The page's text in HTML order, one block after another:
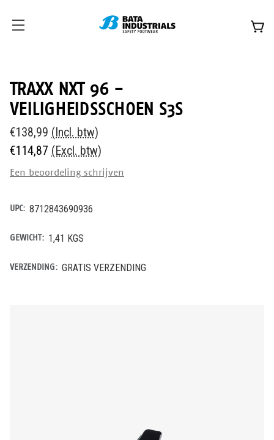
TRAXX NXT 96 -
VEILIGHEIDSSCHOEN S3S
€138,99 (Incl. btw)
€114,87 (Excl. btw)
Een beoordeling schrijven
UPC: 8712843690936
GEWICHT: 1,41 KGS
VERZENDING: GRATIS VERZENDING